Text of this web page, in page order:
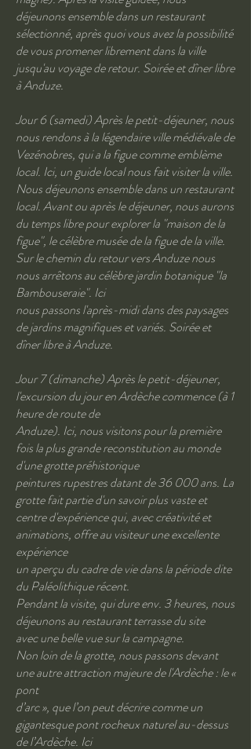
déjeunons ensemble dans un restaurant
sélectionné, après quoi vous avez la possibilité
de vous promener librement dans la ville
jusqu'au voyage de retour. Soirée et dîner libre
à Anduze.
Jour 6 (samedi) Après le petit-déjeuner, nous
nous rendons à la légendaire ville médiévale de
Vezénobres, qui a la figue comme emblème
local. Ici, un guide local nous fait visiter la ville.
Nous déjeunons ensemble dans un restaurant
local. Avant ou après le déjeuner, nous aurons
du temps libre pour explorer la "maison de la
figue", le célèbre musée de la figue de la ville.
Sur le chemin du retour vers Anduze nous
nous arrêtons au célèbre jardin botanique "la
Bambouseraie". Ici
nous passons l'après-midi dans des paysages
de jardins magnifiques et variés. Soirée et
dîner libre à Anduze.
Jour 7 (dimanche) Après le petit-déjeuner,
l'excursion du jour en Ardèche commence (à 1
heure de route de
Anduze). Ici, nous visitons pour la première
fois la plus grande reconstitution au monde
d'une grotte préhistorique
peintures rupestres datant de 36 000 ans. La
grotte fait partie d'un savoir plus vaste et
centre d'expérience qui, avec créativité et
animations, offre au visiteur une excellente
expérience
un aperçu du cadre de vie dans la période dite
du Paléolithique récent.
Pendant la visite, qui dure env. 3 heures, nous
déjeunons au restaurant terrasse du site
avec une belle vue sur la campagne.
Non loin de la grotte, nous passons devant
une autre attraction majeure de l'Ardèche : le «
pont
d’arc », que l’on peut décrire comme un
gigantesque pont rocheux naturel au-dessus
de l’Ardèche. Ici